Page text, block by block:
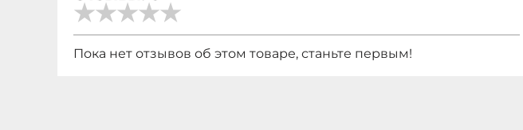
Пока нет отзывов об этом товаре, станьте первым!